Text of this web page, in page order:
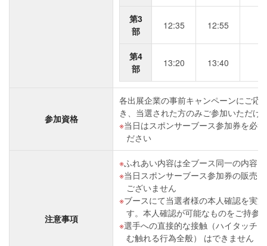
第3
部
12:35 12:55
第4
部
13:20 13:40
参加資格
各出展企業の事前キャンペーンにご応
き、当選された方のみご参加いただけ
当日はスポンサーブース参加券を必
ださい
注意事項
ふれあい内容は全ブース同一の内容
当日スポンサーブース参加券の販売
ございません
ブースにて当選者様の本人確認を実
す。本人確認が可能なものをご持参
選手への直接的な接触（ハイタッチ
む触れる行為全般） はできません